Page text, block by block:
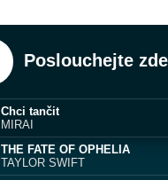
Poslouchejte zde
Chci tančit
MIRAI
THE FATE OF OPHELIA
TAYLOR SWIFT